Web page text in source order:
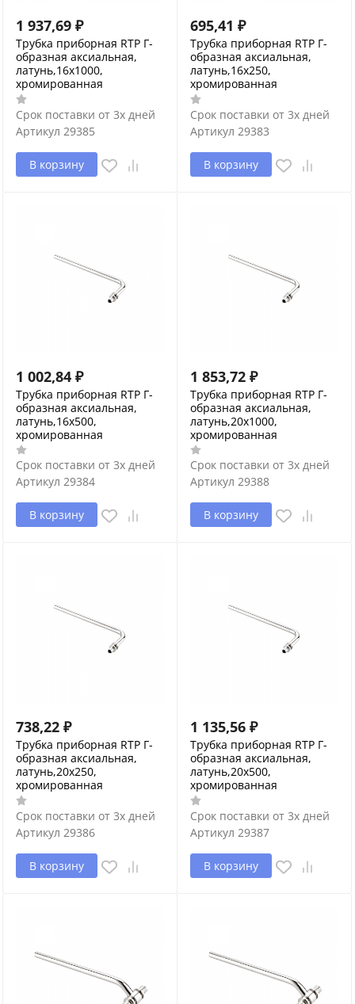
1 937,69 ₽
Трубка приборная RTP Г-
образная аксиальная,
латунь,16х1000,
хромированная
Срок поставки от 3х дней
Артикул 29385
В корзину
695,41 ₽
Трубка приборная RTP Г-
образная аксиальная,
латунь,16х250,
хромированная
Срок поставки от 3х дней
Артикул 29383
В корзину
1 002,84 ₽
Трубка приборная RTP Г-
образная аксиальная,
латунь,16х500,
хромированная
Срок поставки от 3х дней
Артикул 29384
В корзину
1 853,72 ₽
Трубка приборная RTP Г-
образная аксиальная,
латунь,20х1000,
хромированная
Срок поставки от 3х дней
Артикул 29388
В корзину
738,22 ₽
Трубка приборная RTP Г-
образная аксиальная,
латунь,20х250,
хромированная
Срок поставки от 3х дней
Артикул 29386
В корзину
1 135,56 ₽
Трубка приборная RTP Г-
образная аксиальная,
латунь,20х500,
хромированная
Срок поставки от 3х дней
Артикул 29387
В корзину